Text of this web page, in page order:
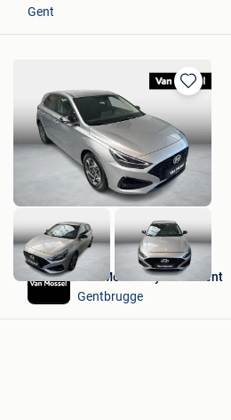
Gent
Bewaren
Mijn
Favorieten
Van Mossel Hyundai Gent
Gentbrugge